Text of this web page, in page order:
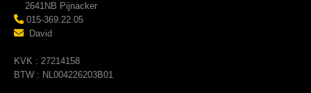
2641NB Pijnacker
015-369.22.05
David
KVK : 27214158
BTW : NL004226203B01